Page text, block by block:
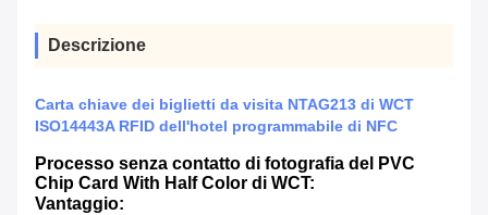
Descrizione
Carta chiave dei biglietti da visita NTAG213 di WCT
ISO14443A RFID dell'hotel programmabile di NFC
Processo senza contatto di fotografia del PVC
Chip Card With Half Color di WCT:
Vantaggio: